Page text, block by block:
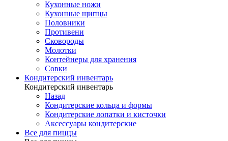
Кухонные ножи
Кухонные щипцы
Половники
Противени
Сковороды
Молотки
Контейнеры для хранения
Совки
Кондитерский инвентарь
Кондитерский инвентарь
Назад
Кондитерские кольца и формы
Кондитерские лопатки и кисточки
Аксессуары кондитерские
Все для пиццы